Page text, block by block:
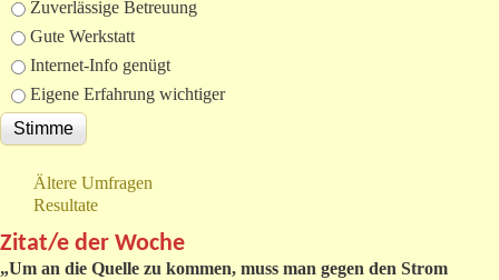
Zuverlässige Betreuung
Gute Werkstatt
Internet-Info genügt
Eigene Erfahrung wichtiger
Ältere Umfragen
Resultate
Zitat/e der Woche
„Um an die Quelle zu kommen, muss man gegen den Strom